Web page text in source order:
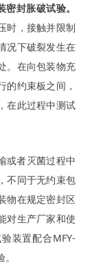
封胀破试验。
时，接触并限制
况下破裂发生在
。在向包装物充
的约束板之间，
在此过程中测试
或者灭菌过程中
不同于无约束包
物在规定密封区
对生产厂家和使
装置配合MFY-